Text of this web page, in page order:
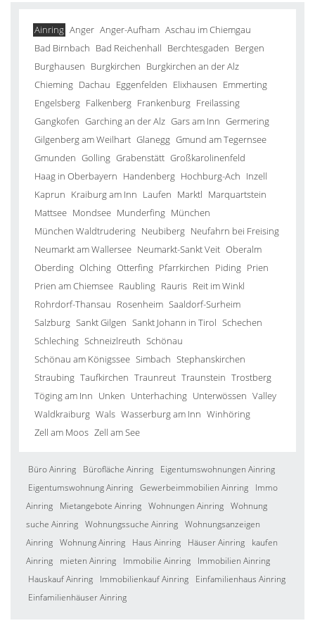
Ainring Anger Anger-Aufham Aschau im Chiemgau
Bad Birnbach Bad Reichenhall Berchtesgaden Bergen
Burghausen Burgkirchen Burgkirchen an der Alz
Chieming Dachau Eggenfelden Elixhausen Emmerting
Engelsberg Falkenberg Frankenburg Freilassing
Gangkofen Garching an der Alz Gars am Inn Germering
Gilgenberg am Weilhart Glanegg Gmund am Tegernsee
Gmunden Golling Grabenstätt Großkarolinenfeld
Haag in Oberbayern Handenberg Hochburg-Ach Inzell
Kaprun Kraiburg am Inn Laufen Marktl Marquartstein
Mattsee Mondsee Munderfing München
München Waldtrudering Neubiberg Neufahrn bei Freising
Neumarkt am Wallersee Neumarkt-Sankt Veit Oberalm
Oberding Olching Otterfing Pfarrkirchen Piding Prien
Prien am Chiemsee Raubling Rauris Reit im Winkl
Rohrdorf-Thansau Rosenheim Saaldorf-Surheim
Salzburg Sankt Gilgen Sankt Johann in Tirol Schechen
Schleching Schneizlreuth Schönau
Schönau am Königssee Simbach Stephanskirchen
Straubing Taufkirchen Traunreut Traunstein Trostberg
Töging am Inn Unken Unterhaching Unterwössen Valley
Waldkraiburg Wals Wasserburg am Inn Winhöring
Zell am Moos Zell am See
Büro Ainring Bürofläche Ainring
Eigentumswohnungen Ainring
Eigentumswohnung Ainring Gewerbeimmobilien Ainring
Immo
Ainring
Mietangebote Ainring Wohnungen Ainring Wohnung
suche Ainring Wohnungssuche Ainring Wohnungsanzeigen
Ainring Wohnung Ainring Haus Ainring Häuser Ainring
kaufen
Ainring
mieten Ainring Immobilie Ainring
Immobilien Ainring
Hauskauf Ainring
Immobilienkauf Ainring
Einfamilienhaus Ainring
Einfamilienhäuser Ainring